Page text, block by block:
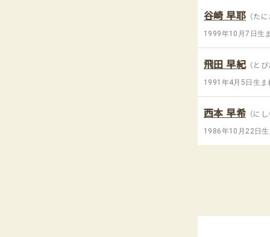
谷崎 早耶 （た
1999年10月7日生
飛田 早紀（と
1991年4月5日生ま
西本 早希 （に
1986年10月22日